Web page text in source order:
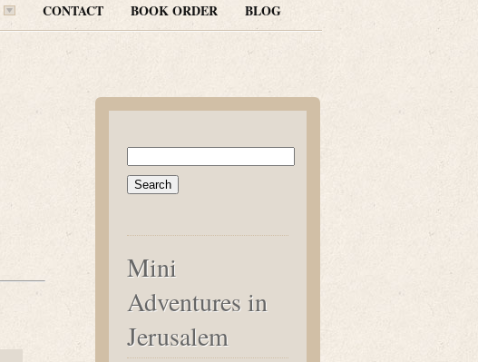
CONTACT BOOK ORDER BLOG
Search
for:
Mini
Adventures in
Jerusalem